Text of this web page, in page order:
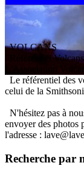
VOLCANS
/ Référentiel Volcans
ssociation V
Le référentiel des
celui de la
N'hésitez pas à
envoyer des photos
l'adresse :
Recherche par